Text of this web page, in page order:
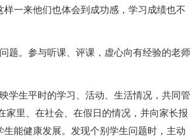
一来他们也体会到成功感，学习成绩也不
题。参与听课、评课，虚心向有经验的老师
学生平时的学习、活动、生活情况，共同管
家里、在社会、在假日的情况，并向家长报
能健康发展。发现个别学生问题时，主动